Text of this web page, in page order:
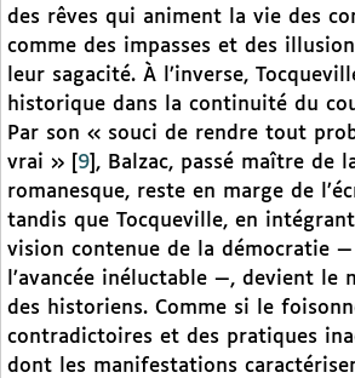
des rêves qui animent la vie des
comme des impasses et des
leur sagacité. À l’inverse,
historique dans la continuité du
Par son « souci de rendre tout
vrai »
9 , Balzac, passé maître de
romanesque, reste en marge de
tandis que Tocqueville, en
vision contenue de la démocratie
l’avancée inéluctable —, devient le
des historiens. Comme si le
contradictoires et des pratiques
dont les manifestations